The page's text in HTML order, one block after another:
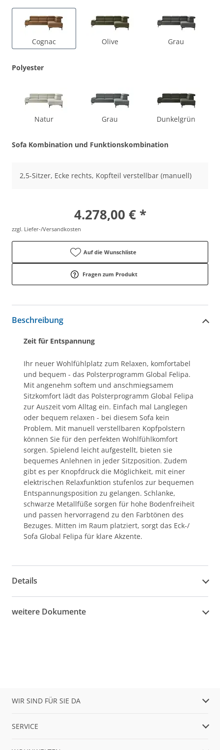
Cognac Olive Grau
Polyester
Natur Grau Dunkelgrün
Sofa Kombination und Funktionskombination
2,5-Sitzer, Ecke rechts, Kopfteil verstellbar (manuell)
4.278,00 € *
zzgl. Liefer-/Versandkosten
Auf die Wunschliste
Fragen zum Produkt
Beschreibung
Zeit für Entspannung
Ihr neuer Wohlfühlplatz zum Relaxen, komfortabel
und bequem - das Polsterprogramm Global Felipa.
Mit angenehm softem und anschmiegsamem
Sitzkomfort lädt das Polsterprogramm Global Felipa
zur Auszeit vom Alltag ein. Einfach mal Langlegen
oder bequem relaxen - bei diesem Sofa kein
Problem. Mit manuell verstellbaren Kopfpolstern
können Sie für den perfekten Wohlfühlkomfort
sorgen. Spielend leicht aufgestellt, bieten sie
bequemes Anlehnen in jeder Sitzposition. Zudem
gibt es per Knopfdruck die Möglichkeit, mit einer
elektrischen Relaxfunktion stufenlos zur bequemen
Entspannungsposition zu gelangen. Schlanke,
schwarze Metallfüße sorgen für hohe Bodenfreiheit
und passen hervorragend zu den Farbtönen des
Bezuges. Mitten im Raum platziert, sorgt das Eck-/
Sofa Global Felipa für klare Akzente.
Details
weitere Dokumente
WIR SIND FÜR SIE DA
SERVICE